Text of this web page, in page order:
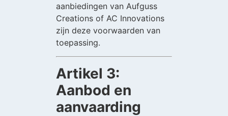
aanbiedingen van Aufguss
Creations of AC Innovations
zijn deze voorwaarden van
toepassing.
Artikel 3:
Aanbod en
aanvaarding